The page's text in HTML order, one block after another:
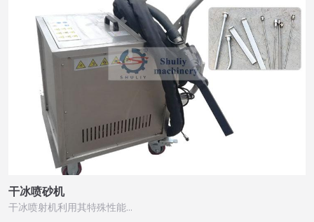
干冰喷砂机
干冰喷射机利用其特殊性能…